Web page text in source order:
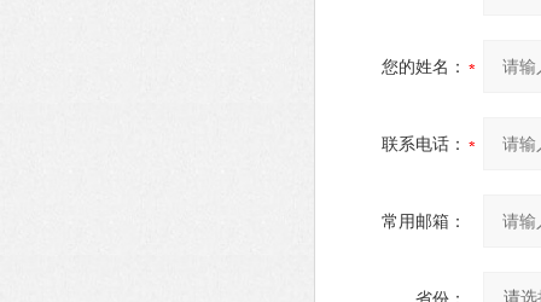
您的姓名：
联系电话：
常用邮箱：